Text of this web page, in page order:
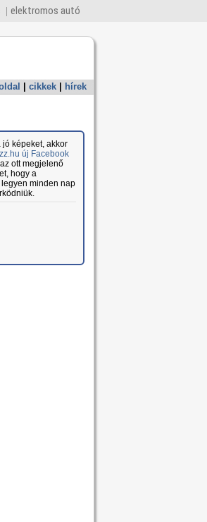
elektromos autó
cikkek hírek
jó képeket, akkor
új Facebook
ott megjelenő
hogy a
minden nap